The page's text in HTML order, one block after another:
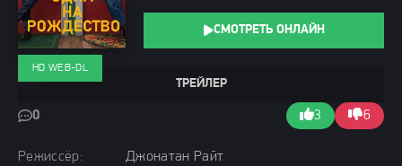
Режиссёр:
Джонатан Райт
ТРЕЙЛЕР
0 3 6
HD WEB-DL
СМОТРЕТЬ ОНЛАЙН